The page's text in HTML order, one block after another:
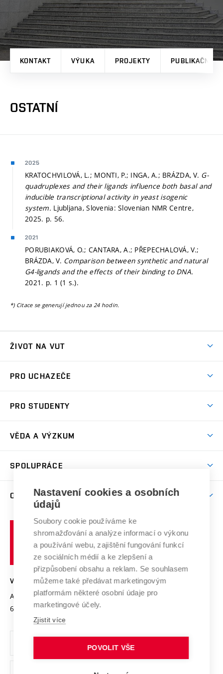
KONTAKT VÝUKA PROJEKTY PUBLIKAČNÍ
OSTATNÍ
2025
KRATOCHVILOVÁ, L.; MONTI, P.; INGA, A.; BRÁZDA, V. G-
quadruplexes and their ligands influence both basal and
inducible transcriptional activity in yeast isogenic
system. Ljubljana, Slovenia: Slovenian NMR Centre,
2025. p. 56.
2021
PORUBIAKOVÁ, O.; CANTARA, A.; PŘEPECHALOVÁ, V.;
BRÁZDA, V. Comparison between synthetic and natural
G4-ligands and the effects of their binding to DNA.
2021. p. 1 (1 s.).
*) Citace se generují jednou za 24 hodin.
ŽIVOT NA VUT
Koleje
Sport na VUT
Brno
PRO UCHAZEČE
Dny otevřených dveří
Celoživotní vzdělávání
E-přihláška
PRO STUDENTY
Harmonogram akademického roku
Závěrečné práce
Doktorské studium
Zpracování osobních údajů studentů
Sociální bezpečí
Studium bez bariér
Podpora podnikání
VĚDA A VÝZKUM
Mezinárodní vědecká rada
Systém zajišťování kvality výzkumu
Výzkumné infrastruktury
Transfer znalostí
Open Science
Projekty
Projekty ze strukturálních fondů
Specifický výzkum
SPOLUPRÁCE
Zahraniční spolupráce
Spolupráce se školami
Služby univerzity
Mezinárodní dohody
Univerzitní sítě
O UNIVERZITĚ
Profil univerzity
Udržitelná univerzita
Podnikavá univerzita / ContriBUTe
Bezpečná univerzita
Vyznamenání
Organizační struktura
Ochrana osobních údajů
učení
technické
VYSOKÉ UČENÍ TECHNICKÉ V BRNĚ
Antonínská 548/1
602 00 Brno
www.vut.cz
vut@vutbr.cz
Nastavení cookies a osobních
údajů
Soubory cookie používáme ke
shromažďování a analýze informací o výkonu
a používání webu, zajištění fungování funkcí
ze sociálních médií a ke zlepšení a
přizpůsobení obsahu a reklam. Se souhlasem
můžeme také předávat marketingovým
platformám některé osobní údaje pro
marketingové účely.
Zjistit více
POVOLIT VŠE